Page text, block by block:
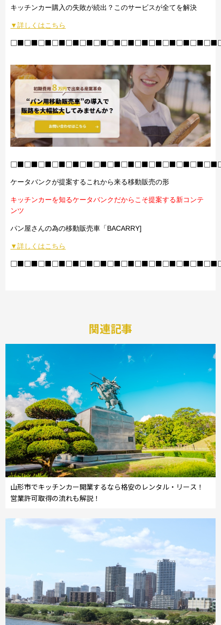
キッチンカー購入の失敗が続出？このサービスが全てを解決
▼詳しくはこちら
ケータバンクが提案するこれから来る移動販売の形
キッチンカーを知るケータバンクだからこそ提案する新コンテ
ンツ
パン屋さんの為の移動販売車「BACARRY]
▼詳しくはこちら
関連記事
山形市でキッチンカー開業するなら格安のレンタル・リース！
営業許可取得の流れも解説！